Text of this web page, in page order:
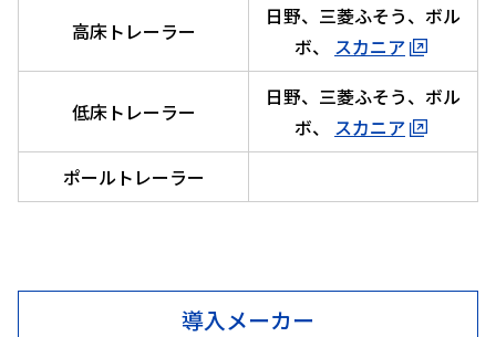
高床トレーラー
日野、三菱ふそう、ボル
ボ、
スカニア
低床トレーラー
日野、三菱ふそう、ボル
ボ、
スカニア
ポールトレーラー
導入メーカー